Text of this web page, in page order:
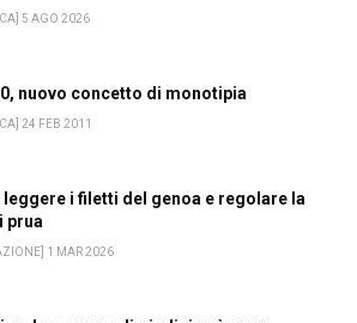
5 AGO 2026
nuovo concetto di monotipia
24 FEB 2011
leggere i filetti del genoa e regolare la
prua
1 MAR 2026